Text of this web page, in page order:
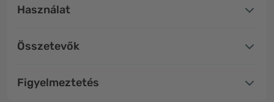
Használat
Összetevők
Figyelmeztetés